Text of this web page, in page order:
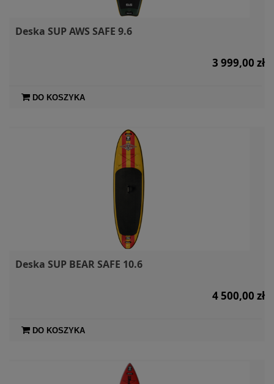
Deska SUP AWS SAFE 9.6
3 999,00 zł
DO KOSZYKA
Deska SUP BEAR SAFE 10.6
4 500,00 zł
DO KOSZYKA